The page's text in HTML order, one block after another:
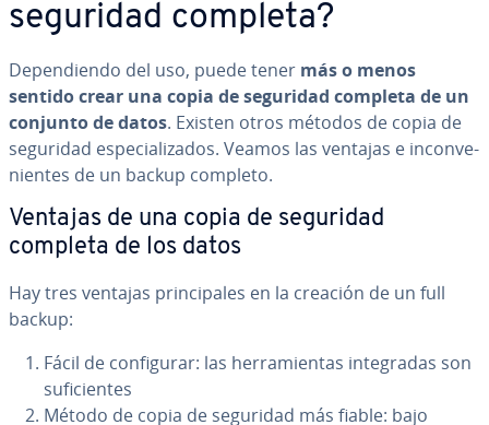
seguridad completa?
De­pe­n­die­n­do del uso, puede tener más o menos
sentido crear una copia de seguridad completa de un
conjunto de datos. Existen otros métodos de copia de
seguridad es­pe­cia­li­za­dos. Veamos las ventajas e in­co­n­ve­
nie­n­tes de un backup completo.
Ventajas de una copia de seguridad
completa de los datos
Hay tres ventajas pri­n­ci­pa­les en la creación de un full
backup:
Fácil de co­n­fi­gu­rar: las he­rra­mie­n­tas in­te­gra­das son
su­fi­cie­n­tes
Método de copia de seguridad más fiable: bajo